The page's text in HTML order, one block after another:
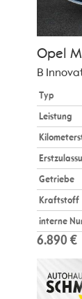
Opel
B
Typ
Leistung
Getriebe
Kraftstoff
interne
6.890 €